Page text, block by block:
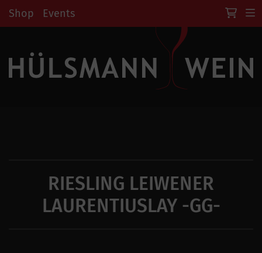
Shop Events
RIESLING LEIWENER
LAURENTIUSLAY -GG-